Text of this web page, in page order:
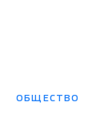
ОБЩЕСТВО